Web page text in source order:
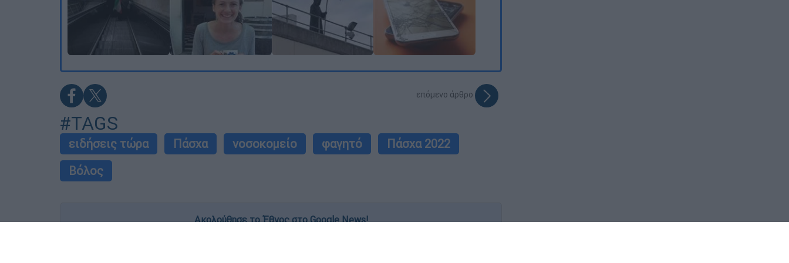
επόμενο άρθρο
#TAGS
ειδήσεις τώρα Πάσχα νοσοκομείο φαγητό
Πάσχα 2022
Βόλος
Ακολούθησε το Έθνος στο Google News!